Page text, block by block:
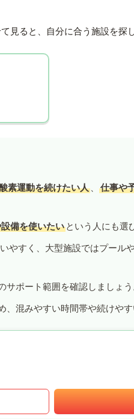
見ると、自分に合う施設を探
素運動を続けたい人 、 仕事や
備を使いたい という人にも選
やすく、大型施設ではプール
ポート範囲を確認しましょう
混みやすい時間帯や続けや